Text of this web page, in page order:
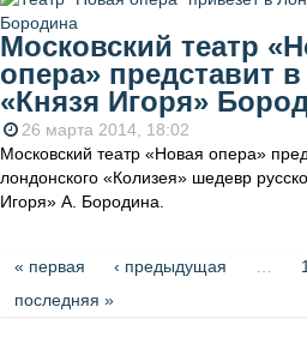
Московский театр
опера» представит
«Князя Игоря»
26 марта 2014, 18:02
Московский театр «Новая опера»
лондонского «Колизея» шедевр
Игоря» А. Бородина.
Страницы
« первая ‹ предыдущая
последняя »